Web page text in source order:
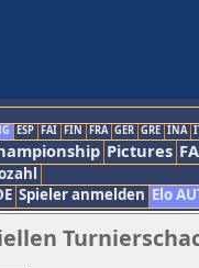
ESP FAI FIN FRA GER GRE INA
Pictures
Spieler anmelden Elo